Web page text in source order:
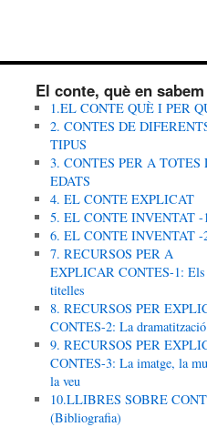
El conte, què en sabem
1.EL CONTE QUÈ I PER
2. CONTES DE
TIPUS
3. CONTES PER A TOTES
EDATS
4. EL CONTE EXPLICAT
5. EL CONTE INVENTAT -
6. EL CONTE INVENTAT -
7. RECURSOS PER A
EXPLICAR CONTES-1: Els
titelles
8. RECURSOS PER
CONTES-2: La dramatització
9. RECURSOS PER
CONTES-3: La imatge, la
la veu
10.LLIBRES SOBRE
(Bibliografia)